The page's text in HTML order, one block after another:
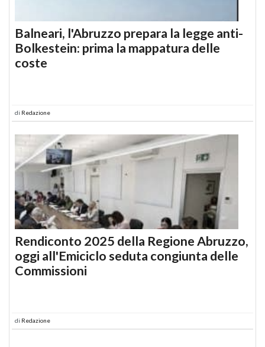
Balneari, l'Abruzzo prepara la legge anti-
Bolkestein: prima la mappatura delle
coste
di Redazione
Rendiconto 2025 della Regione Abruzzo,
oggi all'Emiciclo seduta congiunta delle
Commissioni
di Redazione